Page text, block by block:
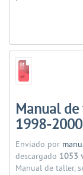
Manual
1998-
Enviado por
descargado 1053
Manual de taller,